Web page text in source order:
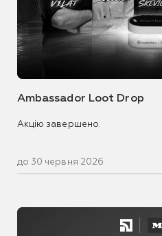
Ambassador Loot Drop
Акцію завершено.
до 30 червня 2026